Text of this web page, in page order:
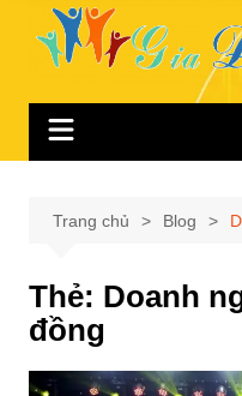
Trang chủ Blog
Thẻ: Doanh
đồng